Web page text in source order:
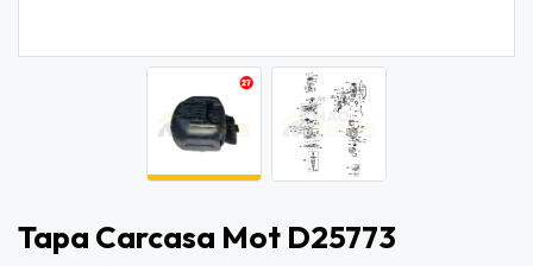
Tapa Carcasa Mot D25773